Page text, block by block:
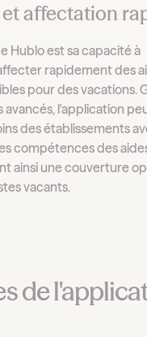
affectation
Hublo est sa capacité à
rapidement des
pour des vacations.
avancés, l'application
des établissements
compétences des
ainsi une couverture
vacants.
de